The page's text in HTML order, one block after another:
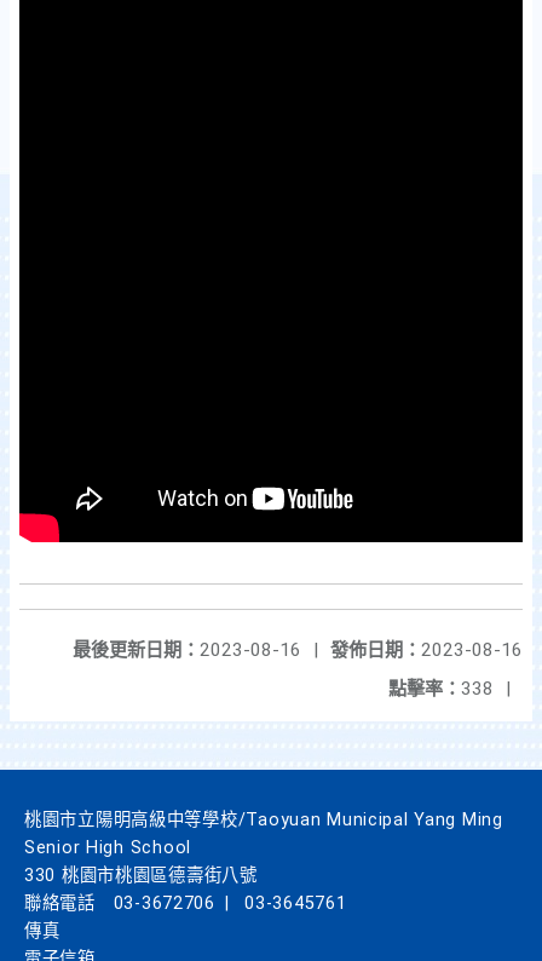
發佈日期： 2023-08-16
最後更新日期： 2023-08-16
|
點擊率： 338 |
桃園市立陽明高級中等學校/Taoyuan Municipal Yang Ming
Senior High School
330 桃園市桃園區德壽街八號
聯絡電話
03-3672706
03-3645761
傳真